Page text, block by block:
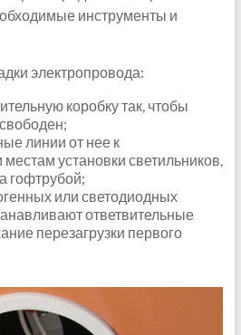
инструменты и
электропровода:
коробку так, чтобы
линии от нее к
установки светильников,
гофтрубой;
или светодиодных
ответвительные
перезагрузки первого